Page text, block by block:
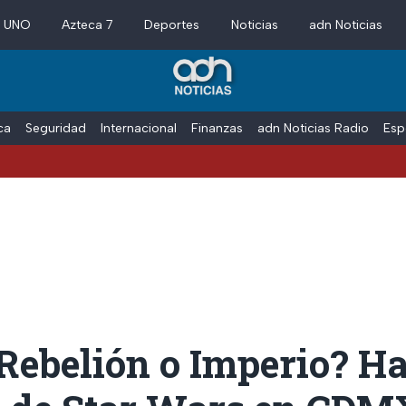
Azteca 7 Deportes Noticias adn Noticias
Seguridad Internacional Finanzas adn Noticias Radio
o Imperio?